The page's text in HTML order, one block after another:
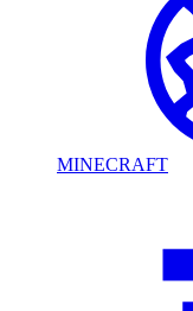
MINECRAFT